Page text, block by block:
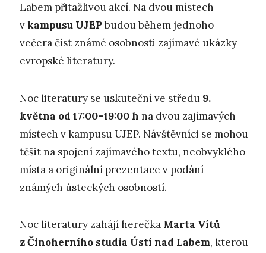
Labem přitažlivou akcí. Na dvou místech
v kampusu UJEPbudou během jednoho
večera číst známé osobnosti zajímavé ukázky
evropské literatury.
Noc literatury se uskuteční ve středu 9.
května od 17:00–19:00 h na dvou zajímavých
místech v kampusu UJEP. Návštěvníci se mohou
těšit na spojení zajímavého textu, neobvyklého
místa a originální prezentace v podání
známých ústeckých osobností.
Noc literatury zahájí herečka Marta Vítů
z Činoherního studia Ústí nad Labem, kterou